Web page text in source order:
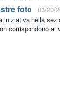
foto
03/20/
iniziativa nella
corrispondono